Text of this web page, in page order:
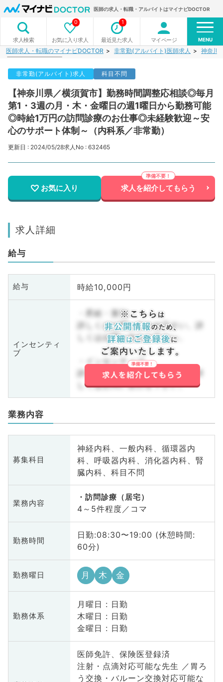
医師の求人・転職・アルバイトはマイナビDOCTOR
求人検索 お気に入り求人
0
最近見た求人
1
マイページ MENU
医師求人・転職のマイナビDOCTOR 非常勤(アルバイト)医師求人 神奈川
非常勤(アルバイト)求人 科目不問
【神奈川県／横須賀市】勤務時間調整応相談◎毎月
第1・3週の月・木・金曜日の週1曜日から勤務可能
◎時給1万円の訪問診療のお仕事◎未経験歓迎～安
心のサポート体制～（内科系／非常勤）
更新日 : 2024/05/28求人No : 632465
お気に入り 求人を紹介してもらう
求人詳細
給与
給与 時給10,000円
インセンティ
ブ
・昇給・賞与
詳しくはお問い合わせ下さい。詳
しくはお問い合わせ下さい。
・インセンティブ
詳しくはお問い合わせ下さい。詳
しくはお問い合わせ下さい。
業務内容
募集科目
神経内科、一般内科、循環器内
科、呼吸器内科、消化器内科、腎
臓内科、科目不問
業務内容
訪問診療（居宅）
4～5件程度／コマ
勤務時間
日勤:08:30〜19:00 (休憩時間:
60分)
勤務曜日 月 木 金
勤務体系
月曜日 : 日勤
木曜日 : 日勤
金曜日 : 日勤
医師免許、保険医登録済
注射・点滴対応可能な先生 ／胃ろ
う交換・バルーン交換対応可能な